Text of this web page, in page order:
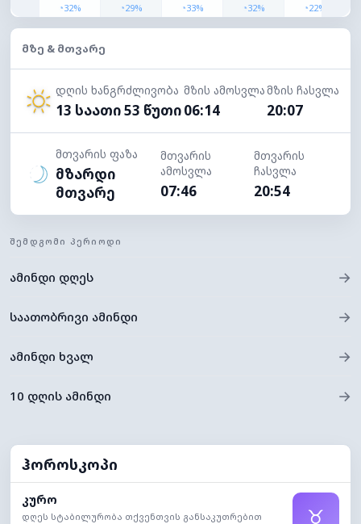
◔32% ◔29% ◔33% ◔32% ◔22%
ᲛᲖᲔ & ᲛᲗᲕᲐᲠᲔ
დღის ხანგრძლივობა
13 საათი 53 წუთი
მზის ამოსვლა
06:14
მზის ჩასვლა
20:07
მთვარის ფაზა
მზარდი
მთვარე
მთვარის
ამოსვლა
07:46
მთვარის
ჩასვლა
20:54
ᲨᲔᲛᲓᲒᲝᲛᲘ ᲞᲔᲠᲘᲝᲓᲘ
ამინდი დღეს →
საათობრივი ამინდი →
ამინდი ხვალ →
10 დღის ამინდი →
ჰოროსკოპი
კურო
დღეს სტაბილურობა თქვენთვის განსაკუთრებით
♉